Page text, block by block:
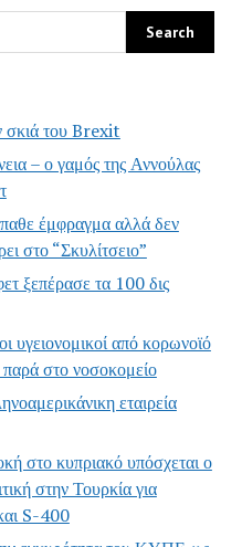
σκιά του Brexit
– ο γαμός της Αννούλας
έμφραγμα αλλά δεν
στο “Σκυλίτσειο”
ξεπέρασε τα 100 δις
υγειονομικοί από κορωνοϊό
παρά στο νοσοκομείο
εταιρεία
στο κυπριακό υπόσχεται ο
στην Τουρκία για
S-400